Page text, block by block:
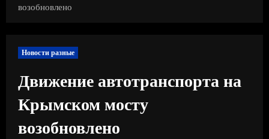
возобновлено
Новости разные
Движение автотранспорта на
Крымском мосту
возобновлено